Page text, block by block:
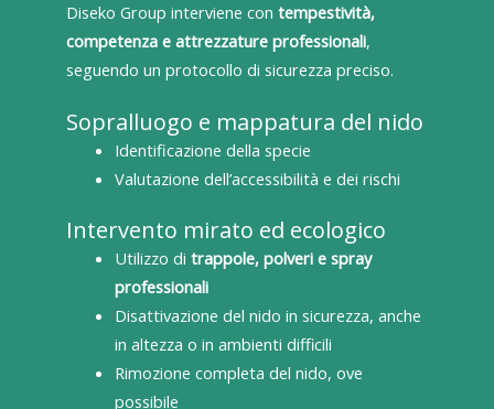
Diseko Group interviene con tempestività,
competenza e attrezzature professionali,
seguendo un protocollo di sicurezza preciso.
Sopralluogo e mappatura del nido
Identificazione della specie
Valutazione dell’accessibilità e dei rischi
Intervento mirato ed ecologico
Utilizzo di trappole, polveri e spray
professionali
Disattivazione del nido in sicurezza, anche
in altezza o in ambienti difficili
Rimozione completa del nido, ove
possibile